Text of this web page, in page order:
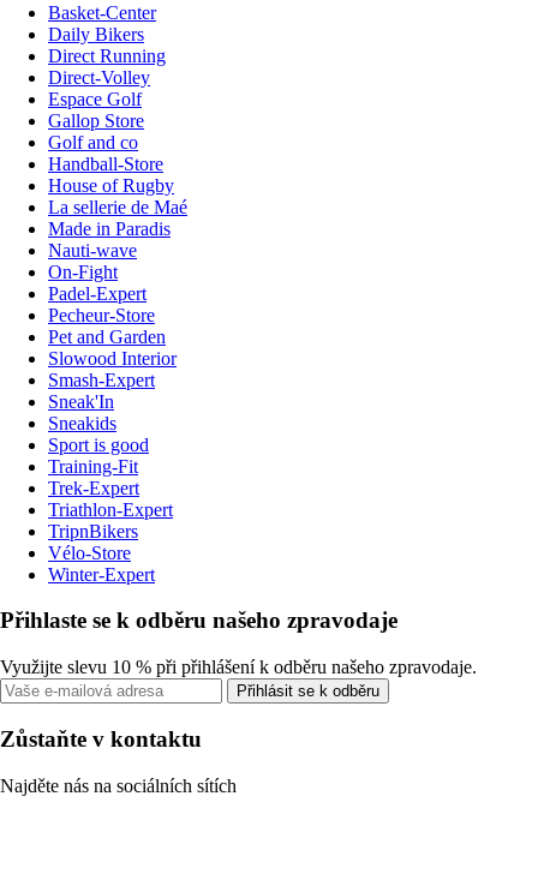
Basket-Center
Daily Bikers
Direct Running
Direct-Volley
Espace Golf
Gallop Store
Golf and co
Handball-Store
House of Rugby
La sellerie de Maé
Made in Paradis
Nauti-wave
On-Fight
Padel-Expert
Pecheur-Store
Pet and Garden
Slowood Interior
Smash-Expert
Sneak'In
Sneakids
Sport is good
Training-Fit
Trek-Expert
Triathlon-Expert
TripnBikers
Vélo-Store
Winter-Expert
Přihlaste se k odběru našeho zpravodaje
Využijte slevu 10 % při přihlášení k odběru našeho zpravodaje.
Přihlásit se k odběru
Zůstaňte v kontaktu
Najděte nás na sociálních sítích